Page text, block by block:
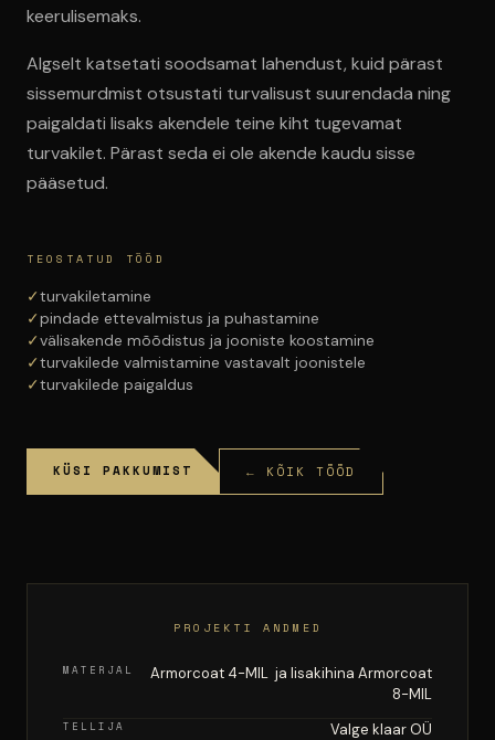
keerulisemaks.
Algselt katsetati soodsamat lahendust, kuid pärast
sissemurdmist otsustati turvalisust suurendada ning
paigaldati lisaks akendele teine kiht tugevamat
turvakilet. Pärast seda ei ole akende kaudu sisse
pääsetud.
TEOSTATUD TÖÖD
✓turvakiletamine
✓pindade ettevalmistus ja puhastamine
✓välisakende mõõdistus ja jooniste koostamine
✓turvakilede valmistamine vastavalt joonistele
✓turvakilede paigaldus
KÜSI PAKKUMIST ← KÕIK TÖÖD
PROJEKTI ANDMED
MATERJAL
Armorcoat 4-MIL ja lisakihina Armorcoat
8-MIL
TELLIJA Valge klaar OÜ